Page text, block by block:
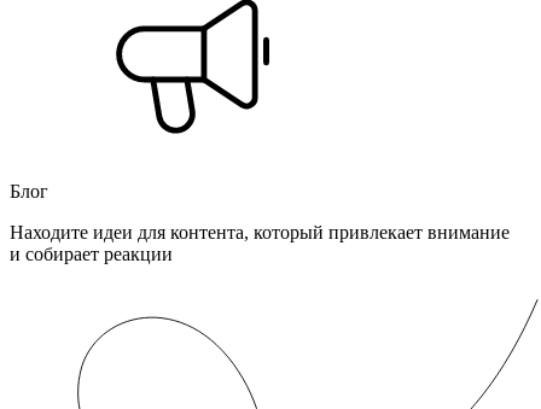
Блог
Находите идеи для контента, который привлекает внимание
и собирает реакции